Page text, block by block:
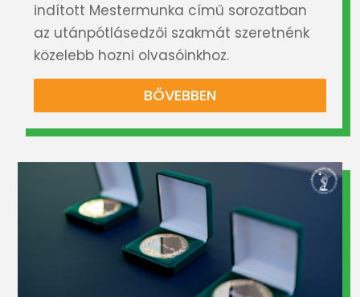
indított Mestermunka című sorozatban
az utánpótlásedzői szakmát szeretnénk
közelebb hozni olvasóinkhoz.
BŐVEBBEN